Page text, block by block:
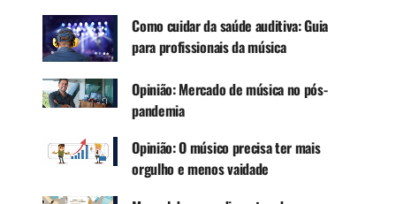
No quesito música, em universalidade, até quem
não lia, quem não tinha amigos, podia contar com
emoções expressadas por um álbum, a sequência
de faixas, a letra, melodia, num coração exposto…
No mercado musical esse tempo que passou foi
tão prolífico, tão belo, tão encantador, que fica
Como cuidar da saúde auditiva: Guia
para profissionais da música
Opinião: Mercado de música no pós-
pandemia
Opinião: O músico precisa ter mais
orgulho e menos vaidade